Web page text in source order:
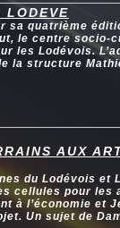
LODEVE
sa quatrième
le centre socio-
les Lodévois.
la structure
AUX
du Lodévois et
cellules pour les
à l’économie et
Un sujet de